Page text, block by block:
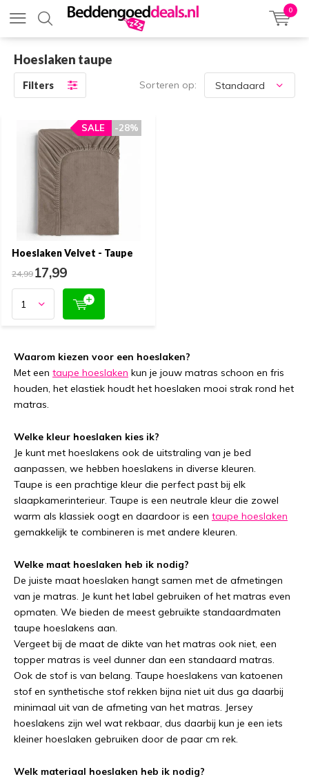
0
Hoeslaken taupe
Filters Sorteren op:
Hoeslaken Velvet - Taupe
24,9917,99
-28%
SALE -28%
SALE
Waarom kiezen voor een hoeslaken?
Met een taupe hoeslaken kun je jouw matras schoon en fris
houden, het elastiek houdt het hoeslaken mooi strak rond het
matras.
Welke kleur hoeslaken kies ik?
Je kunt met hoeslakens ook de uitstraling van je bed
aanpassen, we hebben hoeslakens in diverse kleuren.
Taupe is een prachtige kleur die perfect past bij elk
slaapkamerinterieur. Taupe is een neutrale kleur die zowel
warm als klassiek oogt en daardoor is een taupe hoeslaken
gemakkelijk te combineren is met andere kleuren.
Welke maat hoeslaken heb ik nodig?
De juiste maat hoeslaken hangt samen met de afmetingen
van je matras. Je kunt het label gebruiken of het matras even
opmaten. We bieden de meest gebruikte standaardmaten
taupe hoeslakens aan.
Vergeet bij de maat de dikte van het matras ook niet, een
topper matras is veel dunner dan een standaard matras.
Ook de stof is van belang. Taupe hoeslakens van katoenen
stof en synthetische stof rekken bijna niet uit dus ga daarbij
minimaal uit van de afmeting van het matras. Jersey
hoeslakens zijn wel wat rekbaar, dus daarbij kun je een iets
kleiner hoeslaken gebruiken door de paar cm rek.
Welk materiaal hoeslaken heb ik nodig?